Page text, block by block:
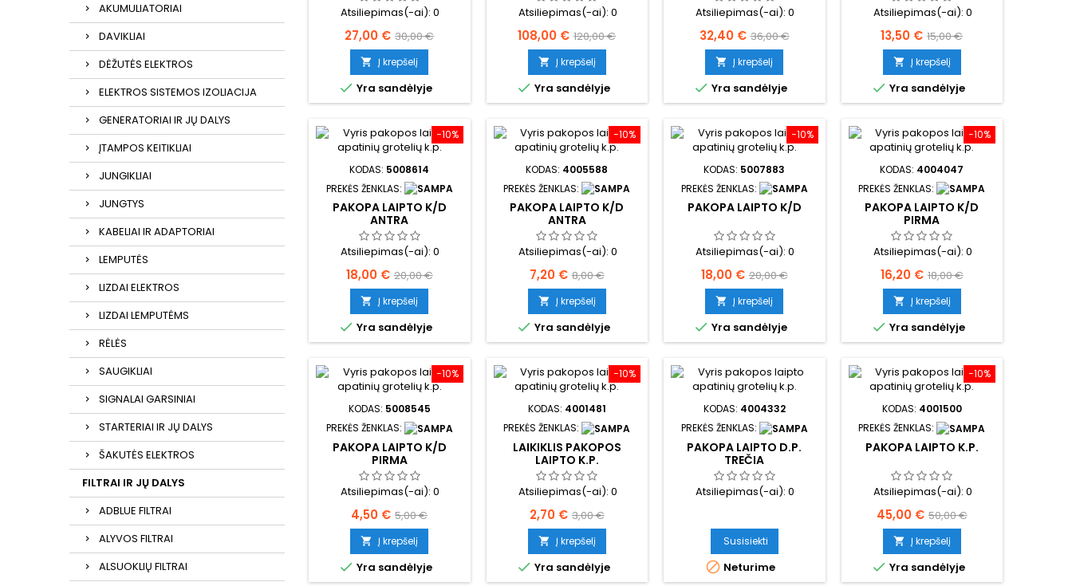
AKUMULIATORIAI
DAVIKLIAI
DĖŽUTĖS ELEKTROS
ELEKTROS SISTEMOS IZOLIACIJA
GENERATORIAI IR JŲ DALYS
ĮTAMPOS KEITIKLIAI
JUNGIKLIAI
JUNGTYS
KABELIAI IR ADAPTORIAI
LEMPUTĖS
LIZDAI ELEKTROS
LIZDAI LEMPUTĖMS
RĖLĖS
SAUGIKLIAI
SIGNALAI GARSINIAI
STARTERIAI IR JŲ DALYS
ŠAKUTĖS ELEKTROS
FILTRAI IR JŲ DALYS
ADBLUE FILTRAI
ALYVOS FILTRAI
ALSUOKLIŲ FILTRAI
Atsiliepimas(-ai):0
Kaina
27,00 € Bazinė
kaina
30,00 €
 Į krepšelį
 Yra sandėlyje
Atsiliepimas(-ai): 0
Kaina
108,00 € Bazinė
kaina
120,00 €
 Į krepšelį
 Yra sandėlyje
Atsiliepimas(-ai):0
Kaina
32,40 € Bazinė
kaina
36,00 €
 Į krepšelį
 Yra sandėlyje
Atsiliepimas(-ai): 0
Kaina
13,50 € Bazinė
kaina
15,00 €
 Į krepšelį
 Yra sandėlyje
−10%
KODAS: 5008614
PREKĖS ŽENKLAS:
PAKOPA LAIPTO K/D
ANTRA
Atsiliepimas(-ai):0
Kaina
18,00 € Bazinė
kaina
20,00 €
 Į krepšelį
 Yra sandėlyje
−10%
KODAS: 4005588
PREKĖS ŽENKLAS:
PAKOPA LAIPTO K/D
ANTRA
Atsiliepimas(-ai): 0
Kaina
7,20 € Bazinė
kaina
8,00 €
 Į krepšelį
 Yra sandėlyje
−10%
KODAS: 5007883
PREKĖS ŽENKLAS:
PAKOPA LAIPTO K/D
Atsiliepimas(-ai):0
Kaina
18,00 € Bazinė
kaina
20,00 €
 Į krepšelį
 Yra sandėlyje
−10%
KODAS: 4004047
PREKĖS ŽENKLAS:
PAKOPA LAIPTO K/D
PIRMA
Atsiliepimas(-ai): 0
Kaina
16,20 € Bazinė
kaina
18,00 €
 Į krepšelį
 Yra sandėlyje
−10%
KODAS: 5008545
PREKĖS ŽENKLAS:
PAKOPA LAIPTO K/D
PIRMA
Atsiliepimas(-ai):0
Kaina
4,50 € Bazinė
kaina
5,00 €
 Į krepšelį
 Yra sandėlyje
−10%
KODAS: 4001481
PREKĖS ŽENKLAS:
LAIKIKLIS PAKOPOS
LAIPTO K.P.
Atsiliepimas(-ai): 0
Kaina
2,70 € Bazinė
kaina
3,00 €
 Į krepšelį
 Yra sandėlyje
KODAS: 4004332
PREKĖS ŽENKLAS:
PAKOPA LAIPTO D.P.
TREČIA
Atsiliepimas(-ai):0
Susisiekti
 Neturime
−10%
KODAS: 4001500
PREKĖS ŽENKLAS:
PAKOPA LAIPTO K.P.
Atsiliepimas(-ai): 0
Kaina
45,00 € Bazinė
kaina
50,00 €
 Į krepšelį
 Yra sandėlyje